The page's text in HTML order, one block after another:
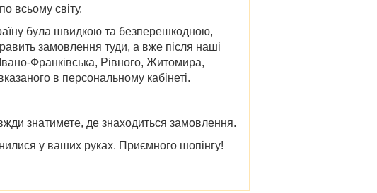
всьому світу.
була швидкою та безперешкодною,
замовлення туди, а вже після наші
Франківська, Рівного, Житомира,
в персональному кабінеті.
знатимете, де знаходиться замовлення.
у ваших руках. Приємного шопінгу!